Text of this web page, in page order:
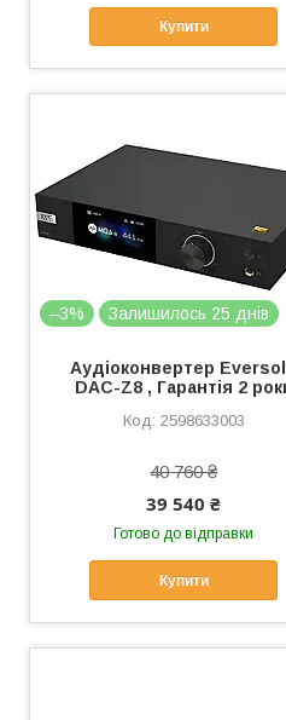
Купити
–3% Залишилось 25 днів
Аудіоконвертер
DAC-Z8 , Гарантія 2
2598633003
40 760 ₴
39 540 ₴
Готово до відправки
Купити